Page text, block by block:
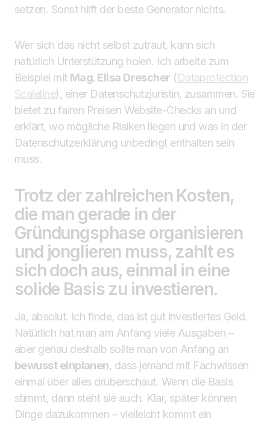
setzen. Sonst hilft der beste Generator nichts.
Wer sich das nicht selbst zutraut, kann sich
natürlich Unterstützung holen. Ich arbeite zum
Beispiel mit Mag. Elisa Drescher (Dataprotection
Scaleline), einer Datenschutzjuristin, zusammen. Sie
bietet zu fairen Preisen Website-Checks an und
erklärt, wo mögliche Risiken liegen und was in der
Datenschutzerklärung unbedingt enthalten sein
muss.
Trotz der zahlreichen Kosten,
die man gerade in der
Gründungsphase organisieren
und jonglieren muss, zahlt es
sich doch aus, einmal in eine
solide Basis zu investieren.
Ja, absolut. Ich finde, das ist gut investiertes Geld.
Natürlich hat man am Anfang viele Ausgaben –
aber genau deshalb sollte man von Anfang an
bewusst einplanen, dass jemand mit Fachwissen
einmal über alles drüberschaut. Wenn die Basis
stimmt, dann steht sie auch. Klar, später können
Dinge dazukommen – vielleicht kommt ein